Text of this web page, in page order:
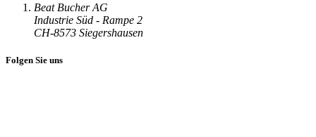
Beat Bucher AG
Industrie Süd - Rampe 2
CH-8573 Siegershausen
Folgen Sie uns